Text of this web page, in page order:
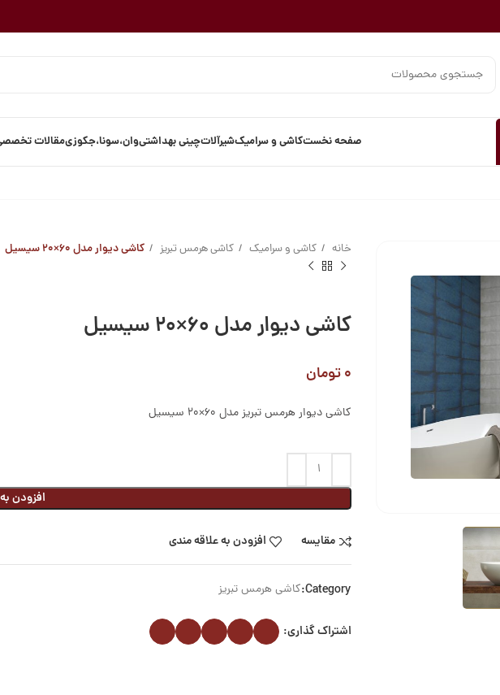
صفحه نخستکاشی و سرامیکشیرآلاتچینی بهداشتیوان،سونا،جکوزیمقالات
خانه کاشی و سرامیک کاشی هرمس تبریز کاشی دیوار مدل ۶۰×۲۰ سیسیل
کاشی دیوار مدل ۶۰×۲۰ سیسیل
۰تومان
کاشی دیوار هرمس تبریز مدل 60×20 سیسیل
افزودن
مقایسه افزودن به علاقه مندی
Category: کاشی هرمس تبریز
اشتراک گذاری: